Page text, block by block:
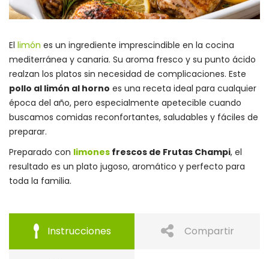
El limón es un ingrediente imprescindible en la cocina
mediterránea y canaria. Su aroma fresco y su punto ácido
realzan los platos sin necesidad de complicaciones. Este
pollo al limón al horno es una receta ideal para cualquier
época del año, pero especialmente apetecible cuando
buscamos comidas reconfortantes, saludables y fáciles de
preparar.
Preparado con limones frescos de Frutas Champi, el
resultado es un plato jugoso, aromático y perfecto para
toda la familia.
Instrucciones Compartir